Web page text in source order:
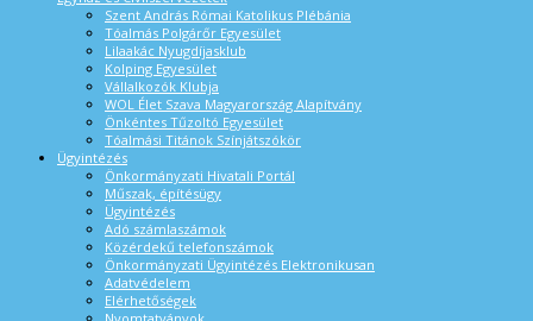
Szent András Római Katolikus Plébánia
Tóalmás Polgárőr Egyesület
Lilaakác Nyugdíjasklub
Kolping Egyesület
Vállalkozók Klubja
WOL Élet Szava Magyarország Alapítvány
Önkéntes Tűzoltó Egyesület
Tóalmási Titánok Színjátszókör
Ügyintézés
Önkormányzati Hivatali Portál
Műszak, építésügy
Ügyintézés
Adó számlaszámok
Közérdekű telefonszámok
Önkormányzati Ügyintézés Elektronikusan
Adatvédelem
Elérhetőségek